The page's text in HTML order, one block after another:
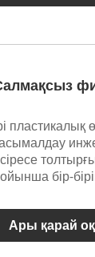
пластикалық
бір-
Ары қарай